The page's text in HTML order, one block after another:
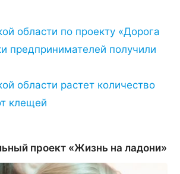
области по проекту «Дорога
предпринимателей получили
области растет количество
клещей
проект «Жизнь на ладони»